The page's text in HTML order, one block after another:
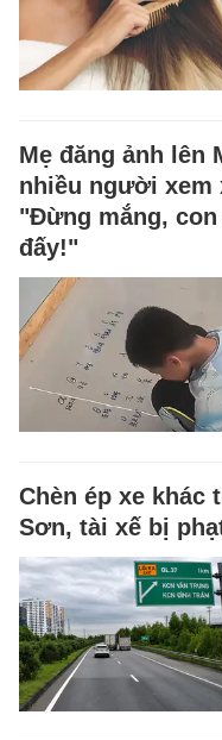
Mẹ đăng ảnh lên
nhiều người xem
"Đừng mắng,
đấy!"
Chèn ép xe khác
Sơn, tài xế bị